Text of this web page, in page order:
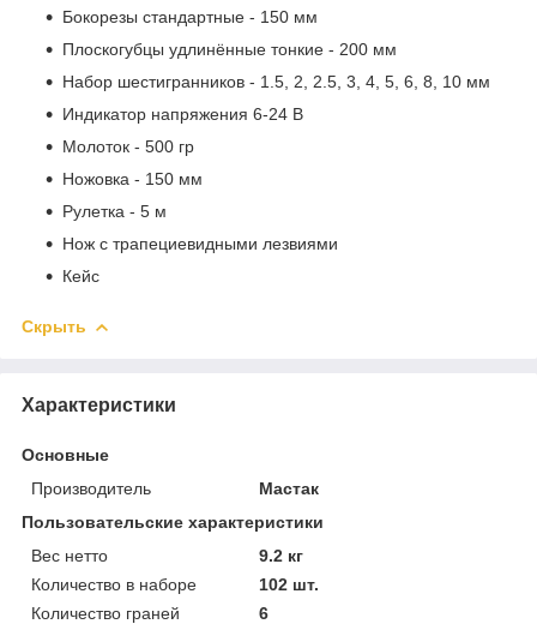
Бокорезы стандартные - 150 мм
Плоскогубцы удлинённые тонкие - 200 мм
Набор шестигранников - 1.5, 2, 2.5, 3, 4, 5, 6, 8, 10 мм
Индикатор напряжения 6-24 В
Молоток - 500 гр
Ножовка - 150 мм
Рулетка - 5 м
Нож с трапециевидными лезвиями
Кейс
Скрыть
Характеристики
Основные
Производитель
Мастак
Пользовательские характеристики
Вес нетто
9.2 кг
Количество в наборе
102 шт.
Количество граней
6